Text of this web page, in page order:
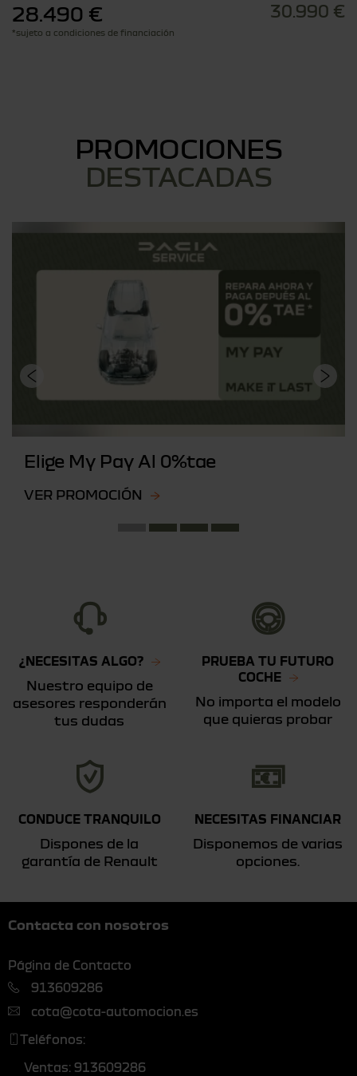
28.490 €
*sujeto a condiciones de financiación
30.990 €
PROMOCIONES
DESTACADAS
Elige My Pay Al 0%tae
VER PROMOCIÓN
¿NECESITAS ALGO?
Nuestro equipo de
asesores responderán
tus dudas
PRUEBA TU FUTURO
COCHE
No importa el modelo
que quieras probar
CONDUCE TRANQUILO
Dispones de la
garantía de Renault
NECESITAS FINANCIAR
Disponemos de varias
opciones.
Contacta con nosotros
Página de Contacto
913609286
cota@cota-automocion.es
Teléfonos:
Ventas: 913609286